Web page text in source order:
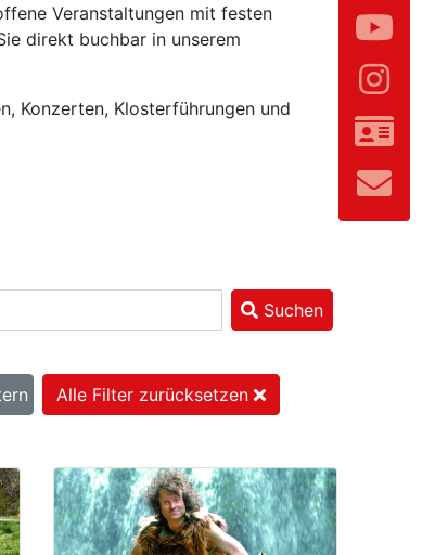
Veranstaltungen mit festen
direkt buchbar in unserem
Konzerten, Klosterführungen und
Suchen
Alle Filter zurücksetzen